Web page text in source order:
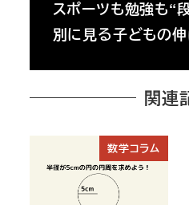
スポーツも勉強も“
別に見る子どもの
関連
数学コラム